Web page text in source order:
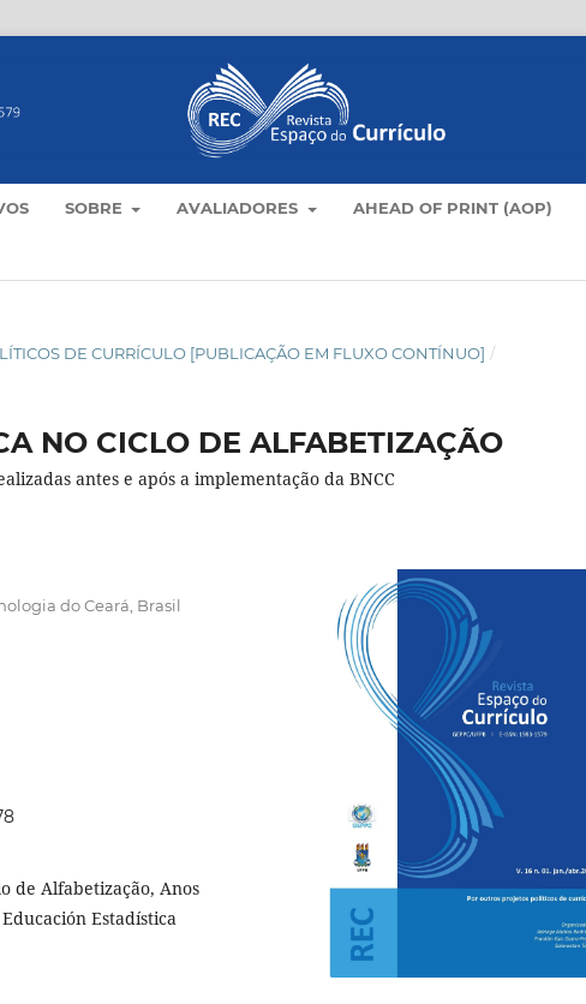
SOBRE AVALIADORES AHEAD OF PRINT (AOP)
DE CURRÍCULO [PUBLICAÇÃO EM FLUXO CONTÍNUO] /
NO CICLO DE ALFABETIZAÇÃO
antes e após a implementação da BNCC
do Ceará, Brasil
de Alfabetização, Anos
Estadística